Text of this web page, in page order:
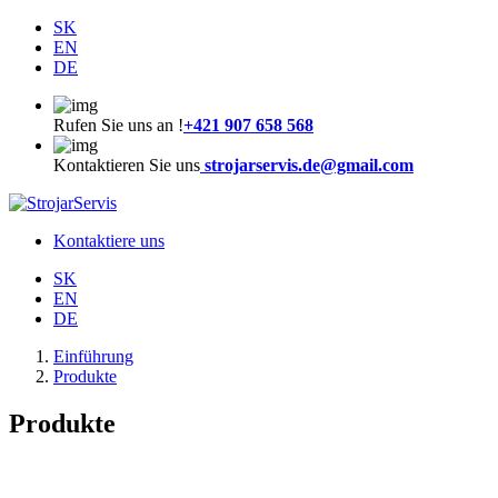
SK
EN
DE
Rufen Sie uns an !+421 907 658 568
Kontaktieren Sie uns strojarservis.de@gmail.com
Kontaktiere uns
SK
EN
DE
Einführung
Produkte
Produkte